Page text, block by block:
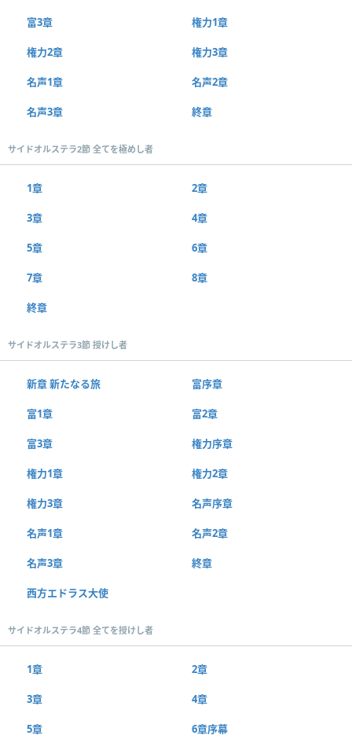
富3章 権力1章
権力2章 権力3章
名声1章 名声2章
名声3章 終章
サイドオルステラ2節 全てを極めし者
1章 2章
3章 4章
5章 6章
7章 8章
終章
サイドオルステラ3節 授けし者
新章 新たなる旅 富序章
富1章 富2章
富3章 権力序章
権力1章 権力2章
権力3章 名声序章
名声1章 名声2章
名声3章 終章
西方エドラス大使
サイドオルステラ4節 全てを授けし者
1章 2章
3章 4章
5章 6章序幕